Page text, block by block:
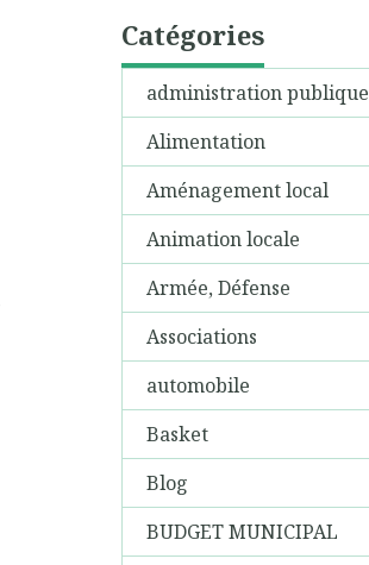
Catégories
administration publique
Alimentation
Aménagement local
Animation locale
Armée, Défense
Associations
automobile
Basket
Blog
BUDGET MUNICIPAL